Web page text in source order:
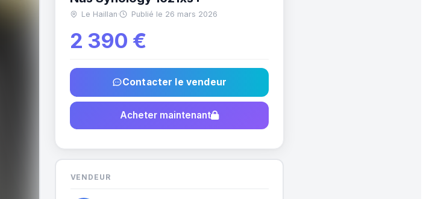
Le Haillan· Publié le 26 mars 2026
2 390 €
Contacter le vendeur
Acheter maintenant
VENDEUR